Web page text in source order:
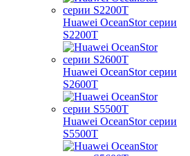
Huawei OceanStor серии
S2200T
Huawei OceanStor серии
S2600T
Huawei OceanStor серии
S5500T